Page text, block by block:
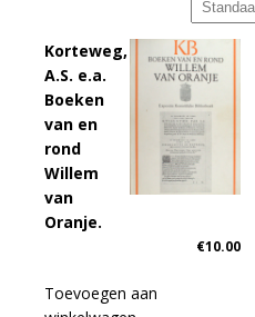
Korteweg,
A.S. e.a.
Boeken
van en
rond
Willem
van
Oranje.
€10.00
Toevoegen aan